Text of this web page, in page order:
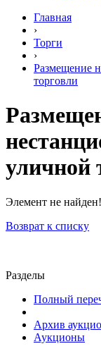
Главная
›
Торги
›
Размещение
торговли
уличной
Элемент не найден!
Возврат к списку
Разделы
Полный
Архив
Аукционы